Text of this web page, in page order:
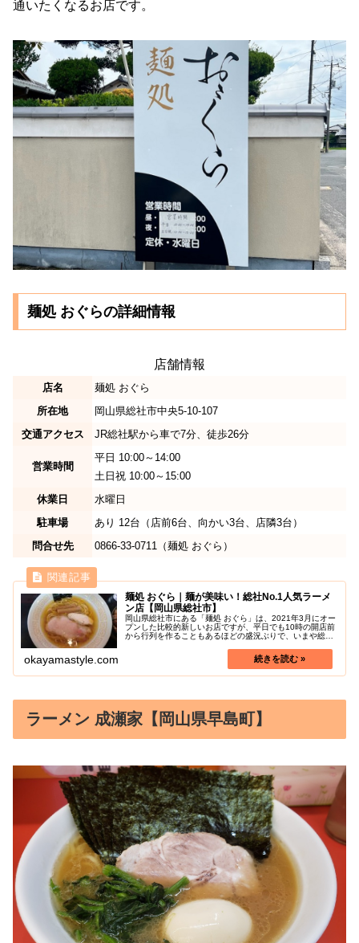
通いたくなるお店です。
麺処 おぐらの詳細情報
店舗情報
店名
麺処 おぐら
所在地
岡山県総社市中央5-10-107
交通アクセス
JR総社駅から車で7分、徒歩26分
営業時間
平日 10:00～14:00
土日祝 10:00～15:00
休業日
水曜日
駐車場
あり 12台（店前6台、向かい3台、店隣3台）
問合せ先
0866-33-0711（麺処 おぐら）
麺処 おぐら｜麺が美味い！総社No.1人気ラーメ
ン店【岡山県総社市】
岡山県総社市にある「麺処 おぐら」は、2021年3月にオー
プンした比較的新しいお店ですが、平日でも10時の開店前
から行列を作ることもあるほどの盛況ぶりで、いまや総社
okayamastyle.com
ラーメン 成瀬家【岡山県早島町】